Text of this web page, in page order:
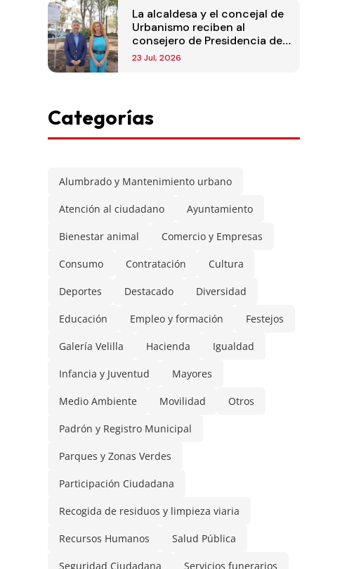
La alcaldesa y el concejal de
Urbanismo reciben al
consejero de Presidencia de
la Comunidad de Madrid
23 Jul, 2026
Categorías
Alumbrado y Mantenimiento urbano
Atención al ciudadano Ayuntamiento
Bienestar animal Comercio y Empresas
Consumo Contratación Cultura
Deportes Destacado Diversidad
Educación Empleo y formación Festejos
Galería Velilla Hacienda Igualdad
Infancia y Juventud Mayores
Medio Ambiente Movilidad Otros
Padrón y Registro Municipal
Parques y Zonas Verdes
Participación Ciudadana
Recogida de residuos y limpieza viaria
Recursos Humanos Salud Pública
Seguridad Ciudadana Servicios funerarios